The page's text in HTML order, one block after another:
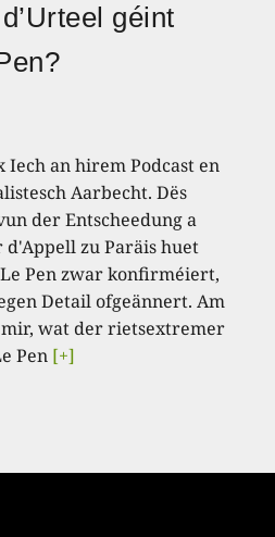
géint
Iech an hirem Podcast en
Aarbecht. Dës
der Entscheedung a
zu Paräis huet
Pen zwar konfirméiert,
Detail ofgeännert. Am
wat der rietsextremer
Pen [+]